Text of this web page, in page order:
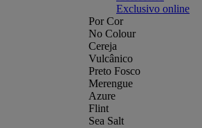
Exclusivo online
Por Cor
No Colour
Cereja
Vulcânico
Preto Fosco
Merengue
Azure
Flint
Sea Salt